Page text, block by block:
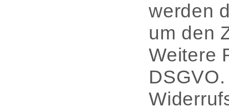
werden
um den
Weitere